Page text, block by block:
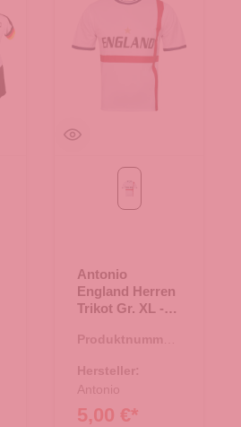
weiß
Antonio
England Herren
Trikot Gr. XL -
Produktnummer:
Hersteller:
Antonio
5,00 €*